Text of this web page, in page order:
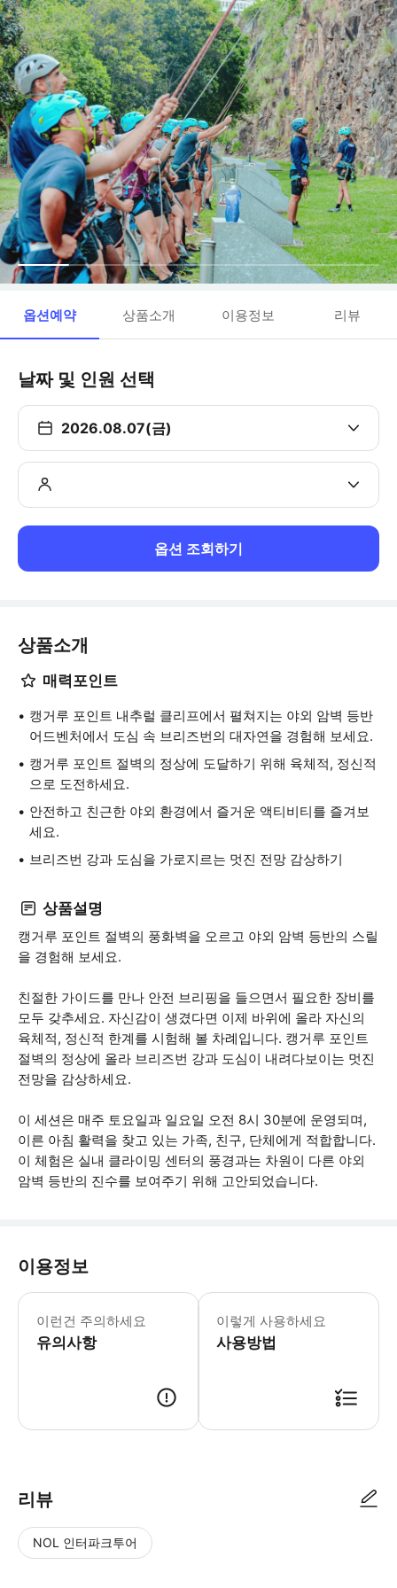
옵션예약 상품소개 이용정보 리뷰
날짜 및 인원 선택
2026.08.07(금)
옵션 조회하기
상품소개
매력포인트
캥거루 포인트 내추럴 클리프에서 펼쳐지는 야외 암벽 등반
어드벤처에서 도심 속 브리즈번의 대자연을 경험해 보세요.
캥거루 포인트 절벽의 정상에 도달하기 위해 육체적, 정신적
으로 도전하세요.
안전하고 친근한 야외 환경에서 즐거운 액티비티를 즐겨보
세요.
브리즈번 강과 도심을 가로지르는 멋진 전망 감상하기
상품설명
캥거루 포인트 절벽의 풍화벽을 오르고 야외 암벽 등반의 스릴
을 경험해 보세요.
친절한 가이드를 만나 안전 브리핑을 들으면서 필요한 장비를
모두 갖추세요. 자신감이 생겼다면 이제 바위에 올라 자신의
육체적, 정신적 한계를 시험해 볼 차례입니다. 캥거루 포인트
절벽의 정상에 올라 브리즈번 강과 도심이 내려다보이는 멋진
전망을 감상하세요.
이 세션은 매주 토요일과 일요일 오전 8시 30분에 운영되며,
이른 아침 활력을 찾고 있는 가족, 친구, 단체에게 적합합니다.
이 체험은 실내 클라이밍 센터의 풍경과는 차원이 다른 야외
암벽 등반의 진수를 보여주기 위해 고안되었습니다.
이용정보
이런건 주의하세요
유의사항
- 어드벤처 센터에는 주차장이 없습
이렇게 사용하세요
사용방법
리뷰
NOL 인터파크투어